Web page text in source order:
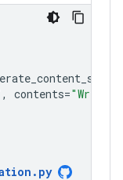
, contents="Write
. py